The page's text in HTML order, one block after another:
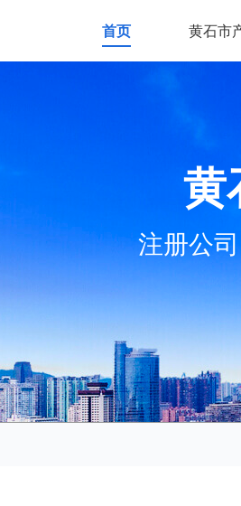
首页 黄石市
黄
注册公